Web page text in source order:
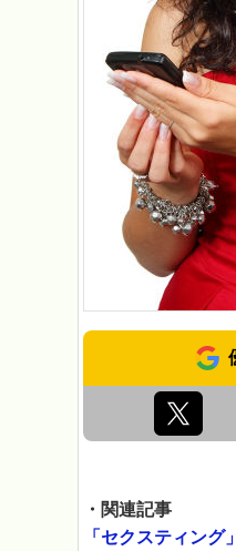
・関連記事
「セクスティン